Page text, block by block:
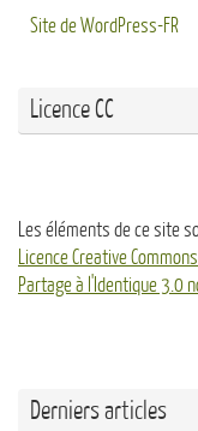
Site de WordPress-FR
Licence CC
Les éléments de ce site
Licence Creative
Partage à l'Identique 3.0
Derniers articles